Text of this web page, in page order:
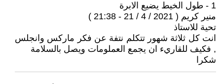
1 - طول الخيط يضيع الابرة
منير كريم ( 2021 / 4 / 21 - 21:38 )
تحية للاستاذ
انت كل ثلاثة شهور تتكلم نتفة عن فكر ماركس وانجلس
, فكيف للقاريء ان يجمع العملومات ويصل بالسلامة
شكرا